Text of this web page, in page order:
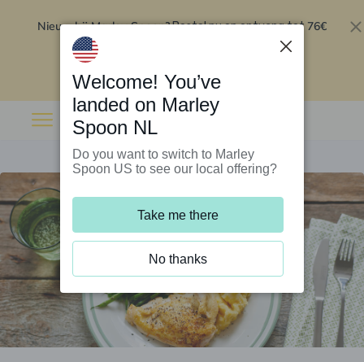
Nieuw bij Marley Spoon?Bestel nu en ontvang tot 76€
Welcome! You’ve
landed on Marley
Spoon NL
Do you want to switch to Marley
Spoon US to see our local offering?
Take me there
No thanks